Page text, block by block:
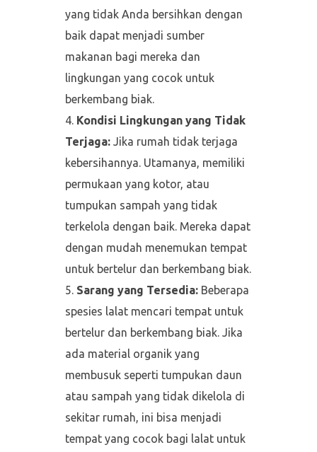
yang tidak Anda bersihkan dengan
baik dapat menjadi sumber
makanan bagi mereka dan
lingkungan yang cocok untuk
berkembang biak.
Kondisi Lingkungan yang Tidak
Terjaga:Jika rumah tidak terjaga
kebersihannya. Utamanya, memiliki
permukaan yang kotor, atau
tumpukan sampah yang tidak
terkelola dengan baik. Mereka dapat
dengan mudah menemukan tempat
untuk bertelur dan berkembang biak.
Sarang yang Tersedia:Beberapa
spesies lalat mencari tempat untuk
bertelur dan berkembang biak. Jika
ada material organik yang
membusuk seperti tumpukan daun
atau sampah yang tidak dikelola di
sekitar rumah, ini bisa menjadi
tempat yang cocok bagi lalat untuk